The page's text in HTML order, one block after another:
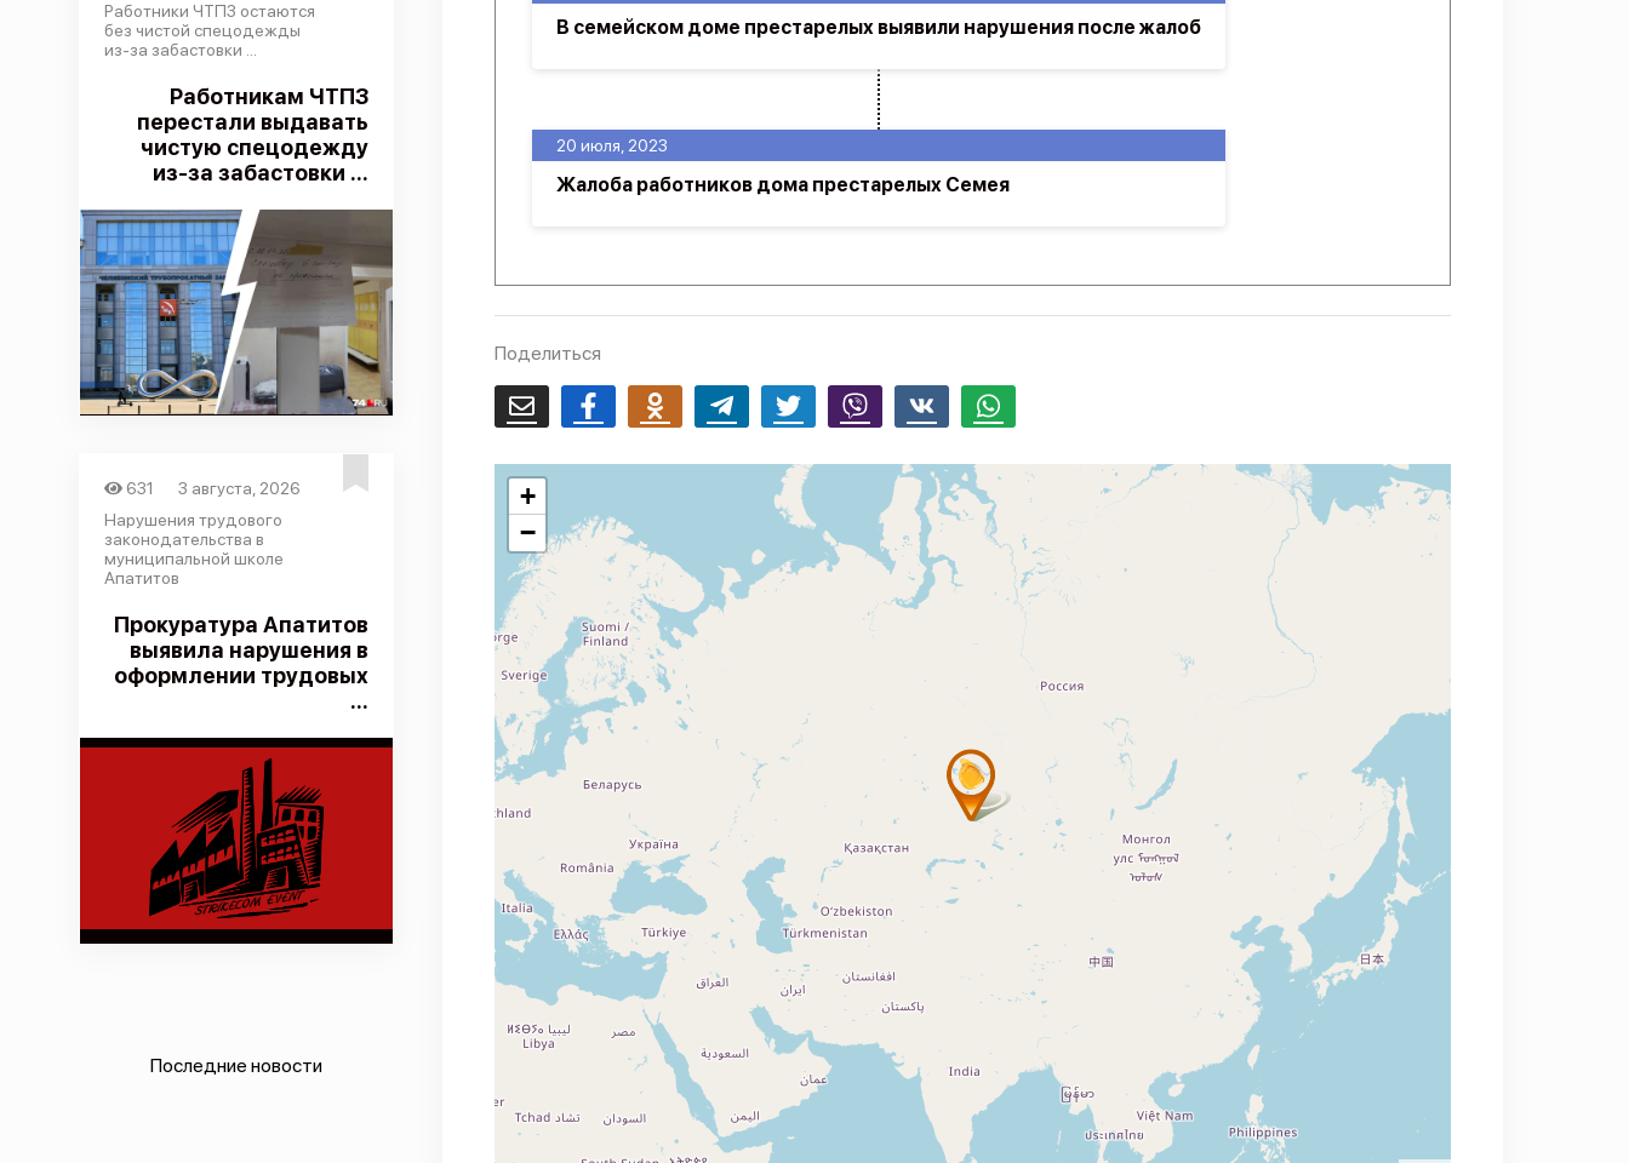
Работники ЧТПЗ остаются
без чистой спецодежды
из-за забастовки ...
Работникам ЧТПЗ
перестали выдавать
чистую спецодежду
из-за забастовки ...
631
3 августа, 2026
Нарушения трудового
законодательства в
муниципальной школе
Апатитов
Прокуратура Апатитов
выявила нарушения в
оформлении трудовых
...
Последние новости
20 июля, 2023
Жалоба работников дома престарелых Семея
В семейском доме престарелых выявили нарушения после жалоб
Поделиться
Email FacebookOdnoklassnikiTelegram Twitter Viber Whatsapp
+
−